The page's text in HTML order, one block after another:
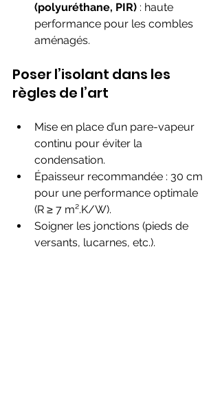
(polyuréthane, PIR) : haute
performance pour les combles
aménagés.
Poser l’isolant dans les
règles de l’art
Mise en place d’un pare-vapeur
continu pour éviter la
condensation.
Épaisseur recommandée : 30 cm
pour une performance optimale
(R ≥ 7 m².K/W).
Soigner les jonctions (pieds de
versants, lucarnes, etc.).